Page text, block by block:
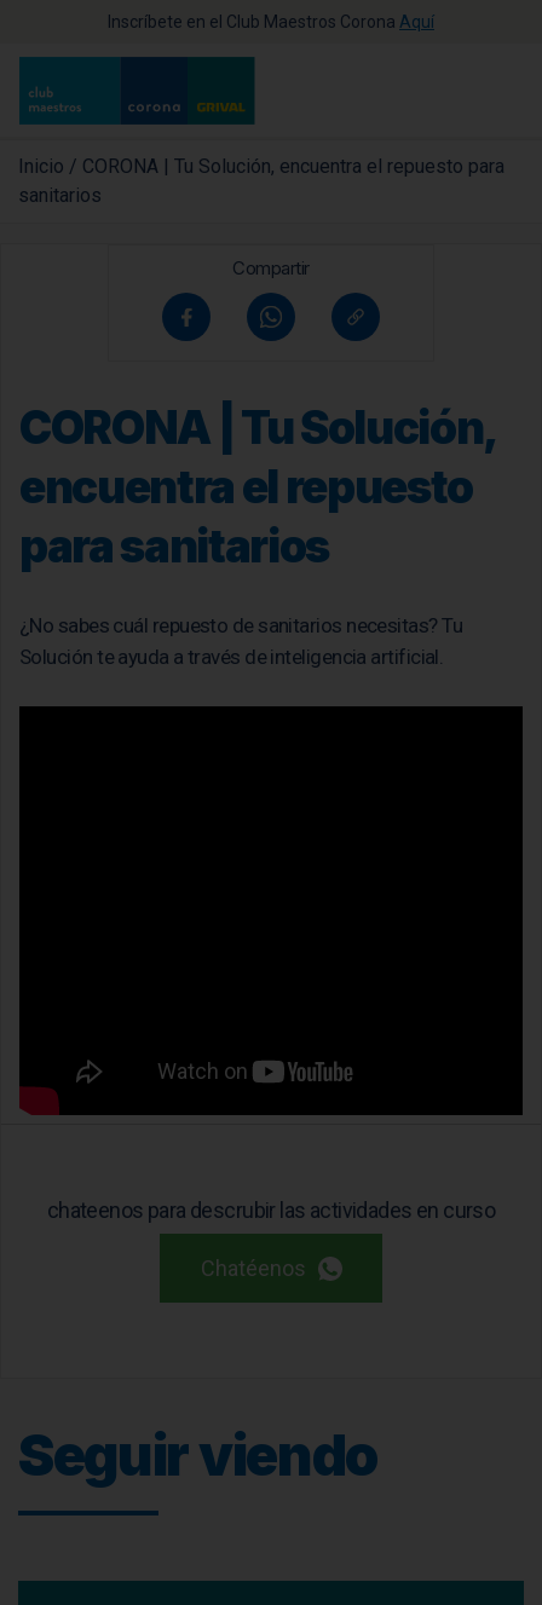
Inscríbete en el Club Maestros Corona Aquí
Inicio / CORONA | Tu Solución, encuentra el repuesto para
sanitarios
Compartir
CORONA | Tu Solución,
encuentra el repuesto
para sanitarios
¿No sabes cuál repuesto de sanitarios necesitas? Tu
Solución te ayuda a través de inteligencia artificial.
chateenos para descrubir las actividades en curso
Chatéenos
Seguir viendo